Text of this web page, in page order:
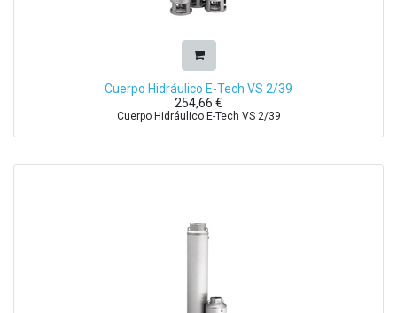
Cuerpo Hidráulico E-Tech VS 2/39
254,66 €
Cuerpo Hidráulico E-Tech VS 2/39